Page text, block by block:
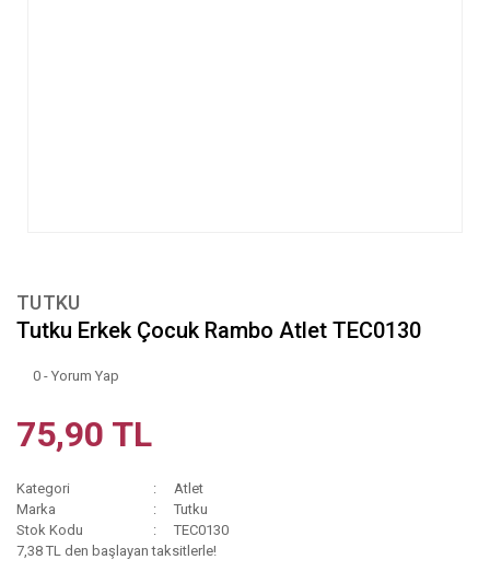
TUTKU
Tutku Erkek Çocuk Rambo Atlet TEC0130
0 - Yorum Yap
75,90 TL
Kategori
Atlet
Marka
Tutku
Stok Kodu
TEC0130
7,38 TL den başlayan taksitlerle!